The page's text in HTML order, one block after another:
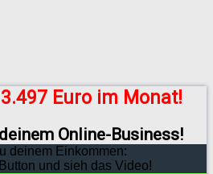
Euro im Monat!
Online-Business!
deinem Einkommen:
und sieh das Video!